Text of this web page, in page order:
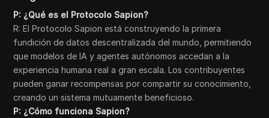
P: ¿Qué es el Protocolo Sapion?
R: El Protocolo Sapion está construyendo la primera
fundición de datos descentralizada del mundo, permitiendo
que modelos de IA y agentes autónomos accedan a la
experiencia humana real a gran escala. Los contribuyentes
pueden ganar recompensas por compartir su conocimiento,
creando un sistema mutuamente beneficioso.
P: ¿Cómo funciona Sapion?